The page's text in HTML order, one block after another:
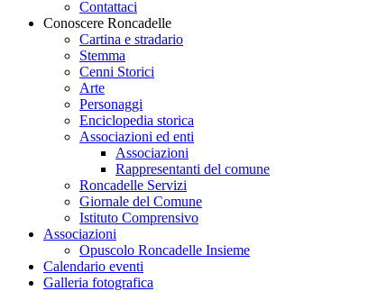
Contattaci
Conoscere Roncadelle
Cartina e stradario
Stemma
Cenni Storici
Arte
Personaggi
Enciclopedia storica
Associazioni ed enti
Associazioni
Rappresentanti del comune
Roncadelle Servizi
Giornale del Comune
Istituto Comprensivo
Associazioni
Opuscolo Roncadelle Insieme
Calendario eventi
Galleria fotografica